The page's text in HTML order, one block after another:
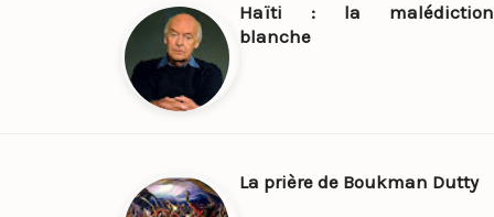
Haïti : la malédiction
blanche
La prière de Boukman Dutty